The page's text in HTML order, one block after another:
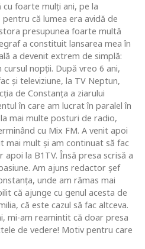
foarte mulţi ani, pe la
că lumea era avidă de
presupunea foarte multă
a constituit lansarea mea în
a devenit extrem de simplă:
nopţii. După vreo 6 ani,
şi televiziune, la TV Neptun,
de Constanţa a ziarului
în care am lucrat în paralel în
mai multe posturi de radio,
cu Mix FM. A venit apoi
mai mult şi am continuat să fac
apoi la B1TV. Însă presa scrisă a
Am ajuns redactor şef
unde am rămas mai
că ajunge cu genul acesta de
că este cazul să fac altceva.
mi-am reamintit că doar presa
de vedere! Motiv pentru care